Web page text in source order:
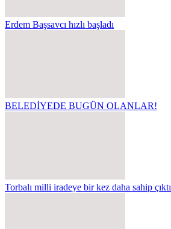
Erdem Başsavcı hızlı başladı
BELEDİYEDE BUGÜN OLANLAR!
Torbalı milli iradeye bir kez daha sahip çıktı